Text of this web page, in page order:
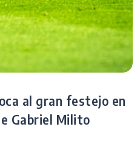
al gran festejo en
Gabriel Milito